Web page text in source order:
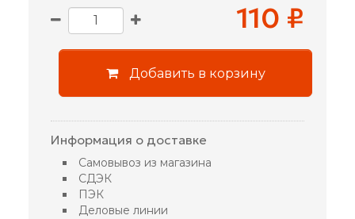
110 ₽
Добавить в корзину
Информация о доставке
Самовывоз из магазина
СДЭК
ПЭК
Деловые линии